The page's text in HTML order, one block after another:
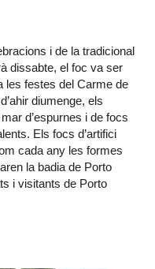
i de la tradicional
dissabte, el foc va ser
les festes del Carme de
diumenge, els
d’espurnes i de focs
Els focs d’artifici
cada any les formes
la badia de Porto
i visitants de Porto